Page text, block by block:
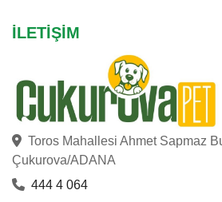
İLETIŞIM
Toros Mahallesi Ahmet Sapmaz
Çukurova/ADANA
444 4 064